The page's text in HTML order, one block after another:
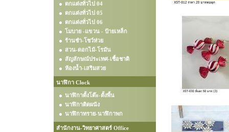
ตกแต่งทั่วไป 04
ตกแต่งทั่วไป 05
ตกแต่งทั่วไป 06
โมบาย -แขวน - ป้ายเหล็ก
ร้านชำ-โชว์ห่วย
สวน-ดอกไม้-โรมัน
สัญลักษณ์ประเทศ-เชื้อชาติ
ห้องน้ำ-เสริมสวย
นาฬิกา Clock
นาฬิกาตั้งโต๊ะ-ตั้งพื้น
นาฬิกาติดผนัง
นาฬิกาทราย-นาฬิกาพก
สำนักงาน-วิทยาศาสตร์ Office